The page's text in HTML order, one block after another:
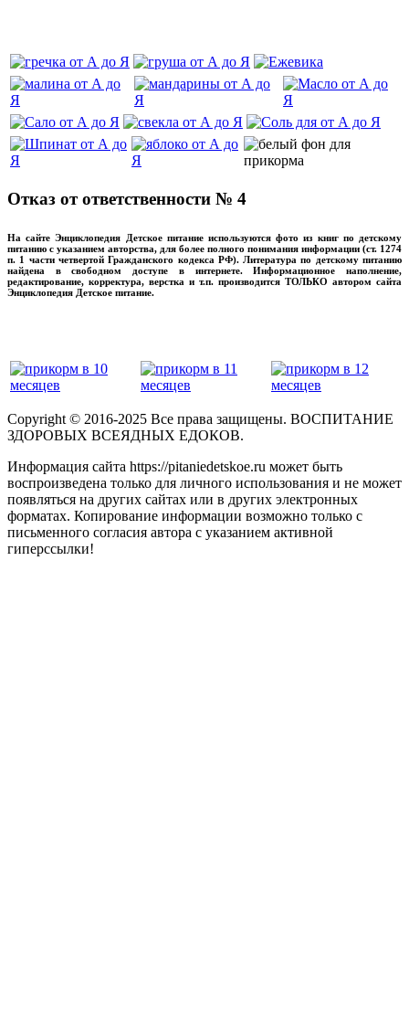
Отказ от ответственности № 4
На сайте Энциклопедия Детское питание используются фото из книг по детскому
питанию с указанием авторства, для более полного понимания информации (ст. 1274
п. 1 части четвертой Гражданского кодекса РФ). Литература по детскому питанию
найдена в свободном доступе в интернете. Информационное наполнение,
редактирование, корректура, верстка и т.п. производится ТОЛЬКО автором сайта
Энциклопедия Детское питание.
Copyright © 2016-2025 Все права защищены. ВОСПИТАНИЕ
ЗДОРОВЫХ ВСЕЯДНЫХ ЕДОКОВ.
Информация сайта https://pitaniedetskoe.ru может быть
воспроизведена только для личного использования и не может
появляться на других сайтах или в других электронных
форматах. Копирование информации возможно только с
письменного согласия автора с указанием активной
гиперссылки!